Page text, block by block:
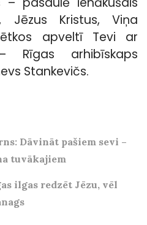
Jēzus Kristus, Viņa
apveltī Tevi ar
Rīgas arhibīskaps
Stankevičs.
Dāvināt pašiem sevi –
tuvākajiem
ilgas redzēt Jēzu, vēl